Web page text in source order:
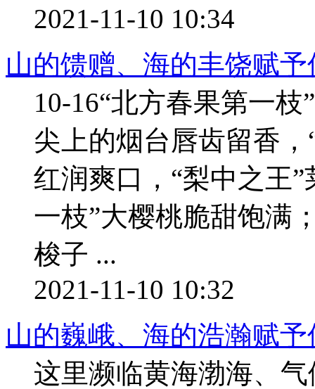
2021-11-10 10:34
山的馈赠、海的丰饶赋
10-16“北方春果第一
尖上的烟台唇齿留香
红润爽口，“梨中之王
一枝”大樱桃脆甜饱满
梭子 ...
2021-11-10 10:32
山的巍峨、海的浩瀚赋
这里濒临黄海渤海、